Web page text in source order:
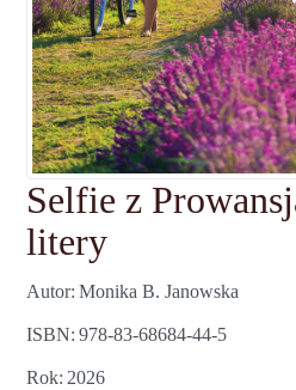
Selfie z
litery
Autor Monika B. Janowska
ISBN 978-83-68684-44-5
Rok 2026